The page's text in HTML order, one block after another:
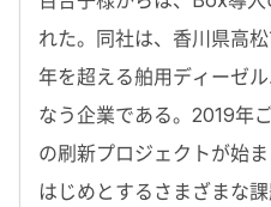
れた。同社は、香川県高
年を超える舶用ディーゼ
なう企業である。2019年
の刷新プロジェクトが始
はじめとするさまざまな